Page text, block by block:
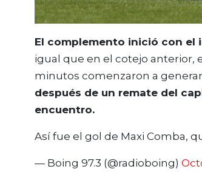
El complemento inició con el
igual que en el cotejo anterior,
minutos comenzaron a
después de un remate del
encuentro.
Así fue el gol de Maxi Comba,
— Boing 97.3 (@radioboing)